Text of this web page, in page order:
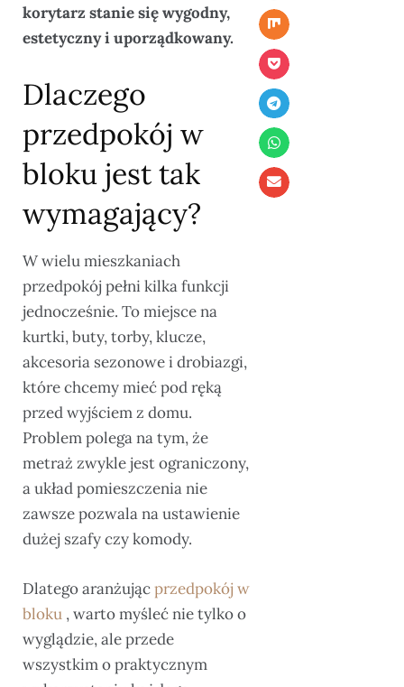
korytarz stanie się wygodny,
estetyczny i uporządkowany.
Dlaczego
przedpokój w
bloku jest tak
wymagający?
W wielu mieszkaniach
przedpokój pełni kilka funkcji
jednocześnie. To miejsce na
kurtki, buty, torby, klucze,
akcesoria sezonowe i drobiazgi,
które chcemy mieć pod ręką
przed wyjściem z domu.
Problem polega na tym, że
metraż zwykle jest ograniczony,
a układ pomieszczenia nie
zawsze pozwala na ustawienie
dużej szafy czy komody.
Dlatego aranżującprzedpokój w
bloku , warto myśleć nie tylko o
wyglądzie, ale przede
wszystkim o praktycznym